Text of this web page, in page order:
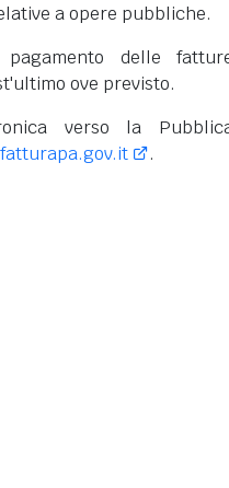
a opere pubbliche.
delle
ove previsto.
verso la
.